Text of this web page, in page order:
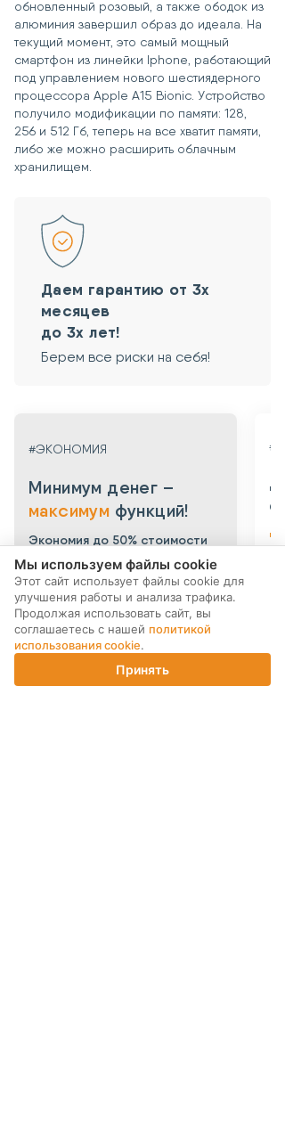
обновленный розовый, а также ободок из
алюминия завершил образ до идеала. На
текущий момент, это самый мощный
смартфон из линейки Iphone, работающий
под управлением нового шестиядерного
процессора Apple A15 Bionic. Устройство
получило модификации по памяти: 128,
256 и 512 Гб, теперь на все хватит памяти,
либо же можно расширить облачным
хранилищем.
Даем гарантию от 3х
месяцев
до 3х лет!
Берем все риски на себя!
#ЭКОНОМИЯ
Минимум денег –
максимум функций!
Экономия до 50% стоимости
нового устройства.
Мы выкупаем смартфоны в больших
объемах у компаний-партнеров.
Выкупаем устройства по программе
trade-in по всей России. После
тщательной проверки устройства
поступают в продажу. Цена по
сравнению с новыми смартфонами
Корзина
Мы используем файлы cookie
Этот сайт использует файлы cookie для
улучшения работы и анализа трафика.
Продолжая использовать сайт, вы
соглашаетесь с нашей политикой
использования cookie.
Принять